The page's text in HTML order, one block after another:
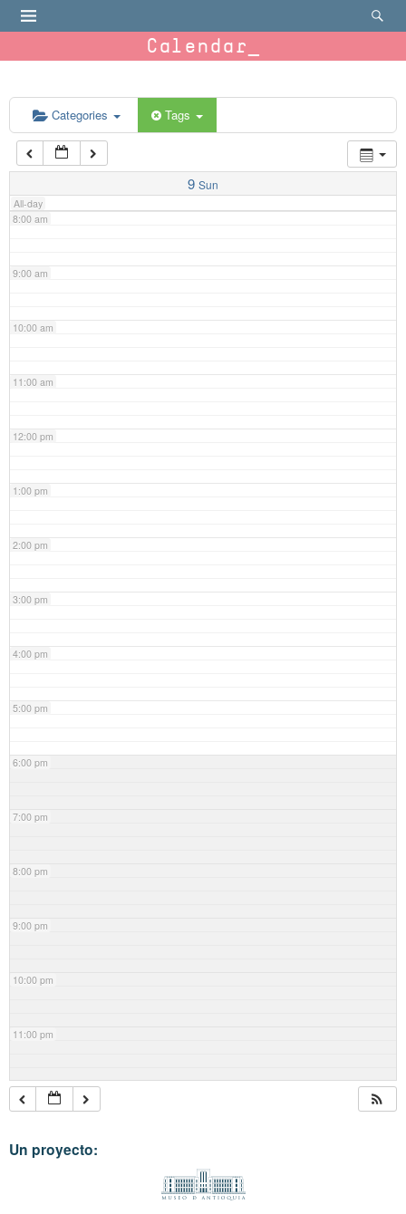
Calendar
Categories Tags
9 Sun
All-day
6:00 am
7:00 am
8:00 am
9:00 am
10:00 am
11:00 am
12:00 pm
1:00 pm
2:00 pm
3:00 pm
4:00 pm
5:00 pm
6:00 pm
7:00 pm
8:00 pm
9:00 pm
10:00 pm
11:00 pm
Un proyecto: